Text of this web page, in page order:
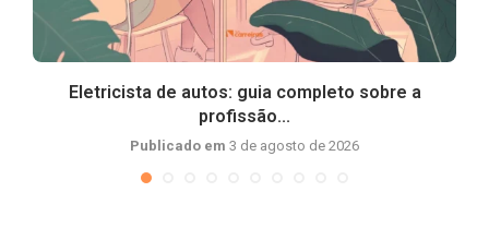
Eletricista de autos: guia completo sobre a
profissão...
Publicado em 3 de agosto de 2026